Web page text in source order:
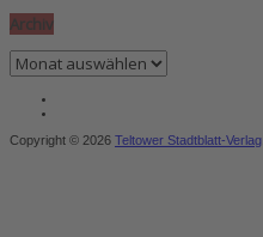
Archiv
Archiv
Copyright © 2026 Teltower Stadtblatt-Verlag